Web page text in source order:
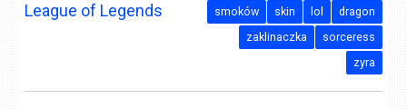
League of Legends dragon
lol
skin
smoków
sorceress
zaklinaczka
zyra